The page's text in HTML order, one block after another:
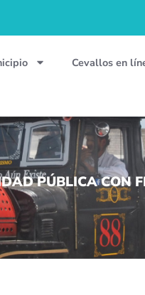
Cevallos en
PÚBLICA CON